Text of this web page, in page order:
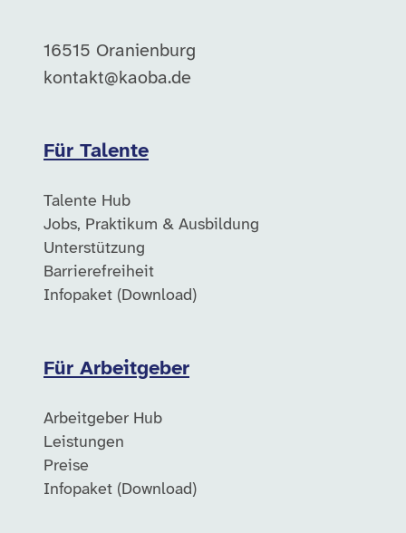
16515 Oranienburg
kontakt@kaoba.de
Für Talente
Talente Hub
Jobs, Praktikum & Ausbildung
Unterstützung
Barrierefreiheit
Infopaket (Download)
Für Arbeitgeber
Arbeitgeber Hub
Leistungen
Preise
Infopaket (Download)